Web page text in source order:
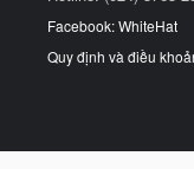
Facebook: WhiteHat
Quy định và điều